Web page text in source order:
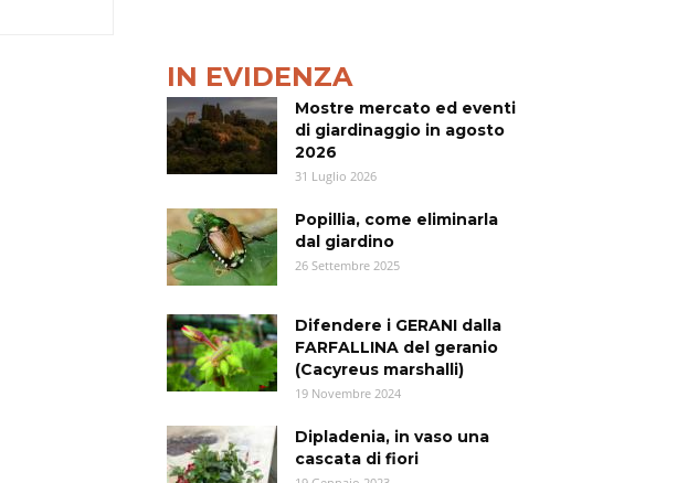
IN EVIDENZA
Mostre mercato ed eventi
di giardinaggio in agosto
2026
31 Luglio 2026
Popillia, come eliminarla
dal giardino
26 Settembre 2025
Difendere i GERANI dalla
FARFALLINA del geranio
(Cacyreus marshalli)
19 Novembre 2024
Dipladenia, in vaso una
cascata di fiori